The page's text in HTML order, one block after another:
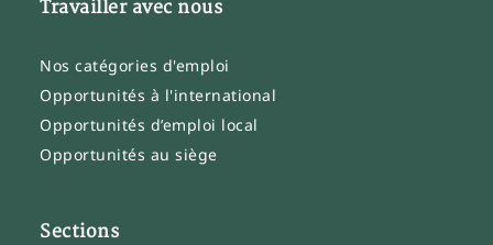
Travailler avec nous
Nos catégories d'emploi
Opportunités à l'international
Opportunités d’emploi local
Opportunités au siège
Sections